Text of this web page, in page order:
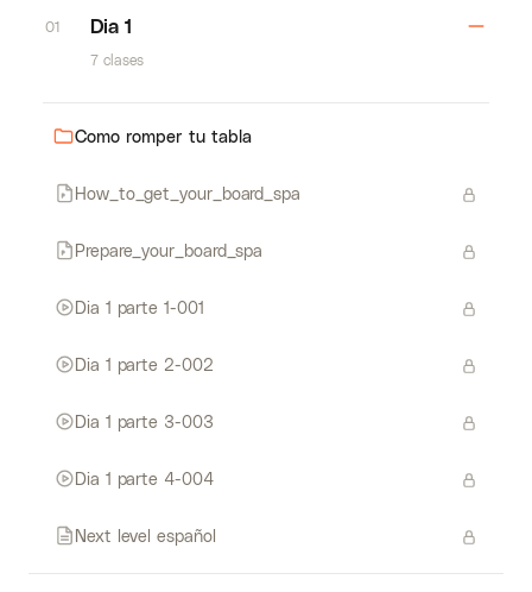
01 Dia 1
7 clases
Como romper tu tabla
How_to_get_your_board_spa
Prepare_your_board_spa
Dia 1 parte 1-001
Dia 1 parte 2-002
Dia 1 parte 3-003
Dia 1 parte 4-004
Next level español